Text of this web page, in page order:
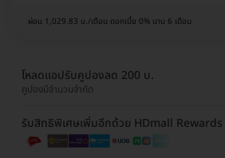
ผ่อน 1,029.83 บ./เดือน ดอกเบี้ย 0% นาน 6 เดือน
โหลดแอปรับคูปองลด 200 บ.
คูปองมีจำนวนจำกัด
รับสิทธิพิเศษเพิ่มอีกด้วย HDmall Rewards